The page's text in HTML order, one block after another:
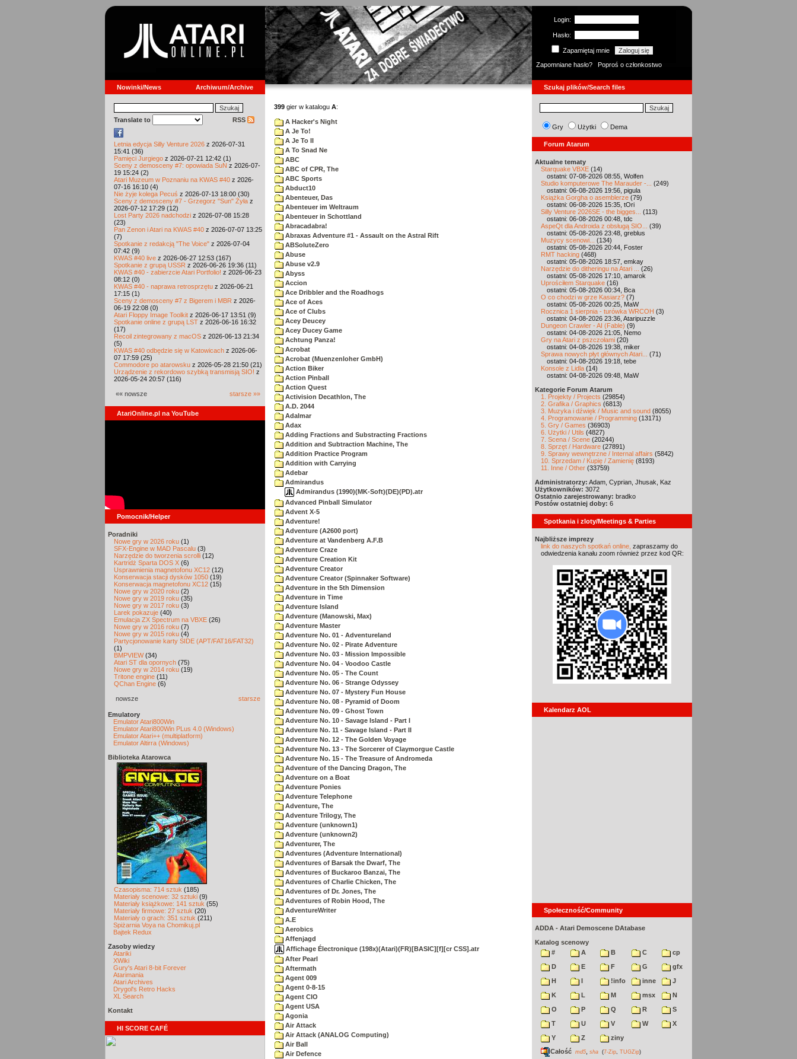
Login:
Hasło:
Zapamiętaj mnie
Zapomniane hasło?
Poproś o członkostwo
Nowinki/News Archiwum/Archive Szukaj plików/Search files
Translate to RSS
Letnia edycja Silly Venture 2026 z 2026-07-31
15:41 (36)
Pamięci Jurgiego z 2026-07-21 12:42 (1)
Sceny z demosceny #7: opowiada SuN z 2026-07-
19 15:24 (2)
Atari Muzeum w Poznaniu na KWAS #40 z 2026-
07-16 16:10 (4)
Nie żyje kolega Pecuś z 2026-07-13 18:00 (30)
Sceny z demosceny #7 - Grzegorz "Sun" Żyła z
2026-07-12 17:29 (12)
Lost Party 2026 nadchodzi z 2026-07-08 15:28
(23)
Pan Zenon i Atari na KWAS #40 z 2026-07-07 13:25
(7)
Spotkanie z redakcją "The Voice" z 2026-07-04
07:42 (9)
KWAS #40 live z 2026-06-27 12:53 (167)
Spotkanie z grupą USSR z 2026-06-26 19:36 (11)
KWAS #40 - zabierzcie Atari Portfolio! z 2026-06-23
08:12 (0)
KWAS #40 - naprawa retrosprzętu z 2026-06-21
17:15 (1)
Sceny z demosceny #7 z Bigerem i MBR z 2026-
06-19 22:08 (0)
Atari Floppy Image Toolkit z 2026-06-17 13:51 (9)
Spotkanie online z grupą LST z 2026-06-16 16:32
(17)
Recoil zintegrowany z macOS z 2026-06-13 21:34
(5)
KWAS #40 odbędzie się w Katowicach z 2026-06-
07 17:59 (25)
Commodore po atarowsku z 2026-05-28 21:50 (21)
Urządzenie z rekordowo szybką transmisją SIO! z
2026-05-24 20:57 (116)
«« nowsze starsze »»
AtariOnline.pl na YouTube
Pomocnik/Helper
Poradniki
Nowe gry w 2026 roku (1)
SFX-Engine w MAD Pascalu (3)
Narzędzie do tworzenia scrolli (12)
Kartridż Sparta DOS X (6)
Usprawnienia magnetofonu XC12 (12)
Konserwacja stacji dysków 1050 (19)
Konserwacja magnetofonu XC12 (15)
Nowe gry w 2020 roku (2)
Nowe gry w 2019 roku (35)
Nowe gry w 2017 roku (3)
Larek pokazuje (40)
Emulacja ZX Spectrum na VBXE (26)
Nowe gry w 2016 roku (7)
Nowe gry w 2015 roku (4)
Partycjonowanie karty SIDE (APT/FAT16/FAT32)
(1)
BMPVIEW(34)
Atari ST dla opornych (75)
Nowe gry w 2014 roku (19)
Tritone engine (11)
QChan Engine (6)
nowsze starsze
Emulatory
Emulator Atari800Win
Emulator Atari800Win PLus 4.0 (Windows)
Emulator Atari++ (multiplatform)
Emulator Altirra (Windows)
Biblioteka Atarowca
Czasopisma: 714 sztuk (185)
Materiały scenowe: 32 sztuki (9)
Materiały książkowe: 141 sztuk (55)
Materiały firmowe: 27 sztuk (20)
Materiały o grach: 351 sztuk (211)
Spiżarnia Voya na Chomikuj.pl
Bajtek Redux
Zasoby wiedzy
Atariki
XWiki
Gury's Atari 8-bit Forever
Atarimania
Atari Archives
Drygol's Retro Hacks
XL Search
Kontakt
HI SCORE CAFÉ
399 gier w katalogu A:
A Hacker's Night
A Je To!
A Je To II
A To Snad Ne
ABC
ABC of CPR, The
ABC Sports
Abduct10
Abenteuer, Das
Abenteuer im Weltraum
Abenteuer in Schottland
Abracadabra!
Abraxas Adventure #1 - Assault on the Astral Rift
ABSoluteZero
Abuse
Abuse v2.9
Abyss
Accion
Ace Dribbler and the Roadhogs
Ace of Aces
Ace of Clubs
Acey Deucey
Acey Ducey Game
Achtung Panza!
Acrobat
Acrobat (Muenzenloher GmbH)
Action Biker
Action Pinball
Action Quest
Activision Decathlon, The
A.D. 2044
Adalmar
Adax
Adding Fractions and Substracting Fractions
Addition and Subtraction Machine, The
Addition Practice Program
Addition with Carrying
Adebar
Admirandus
Admirandus (1990)(MK-Soft)(DE)(PD).atr
Advanced Pinball Simulator
Advent X-5
Adventure!
Adventure (A2600 port)
Adventure at Vandenberg A.F.B
Adventure Craze
Adventure Creation Kit
Adventure Creator
Adventure Creator (Spinnaker Software)
Adventure in the 5th Dimension
Adventure in Time
Adventure Island
Adventure (Manowski, Max)
Adventure Master
Adventure No. 01 - Adventureland
Adventure No. 02 - Pirate Adventure
Adventure No. 03 - Mission Impossible
Adventure No. 04 - Voodoo Castle
Adventure No. 05 - The Count
Adventure No. 06 - Strange Odyssey
Adventure No. 07 - Mystery Fun House
Adventure No. 08 - Pyramid of Doom
Adventure No. 09 - Ghost Town
Adventure No. 10 - Savage Island - Part I
Adventure No. 11 - Savage Island - Part II
Adventure No. 12 - The Golden Voyage
Adventure No. 13 - The Sorcerer of Claymorgue Castle
Adventure No. 15 - The Treasure of Andromeda
Adventure of the Dancing Dragon, The
Adventure on a Boat
Adventure Ponies
Adventure Telephone
Adventure, The
Adventure Trilogy, The
Adventure (unknown1)
Adventure (unknown2)
Adventurer, The
Adventures (Adventure International)
Adventures of Barsak the Dwarf, The
Adventures of Buckaroo Banzai, The
Adventures of Charlie Chicken, The
Adventures of Dr. Jones, The
Adventures of Robin Hood, The
AdventureWriter
A.E
Aerobics
Affenjagd
Affichage Électronique (198x)(Atari)(FR)[BASIC][f][cr CSS].atr
After Pearl
Aftermath
Agent 009
Agent 0-8-15
Agent CIO
Agent USA
Agonia
Air Attack
Air Attack (ANALOG Computing)
Air Ball
Air Defence
Gry Użytki Dema
Forum Atarum
Aktualne tematy
Starquake VBXE (14)
ostatni: 07-08-2026 08:55, Wolfen
Studio komputerowe The Marauder -...
(249)
ostatni: 06-08-2026 19:56, pigula
Książka Gorgha o asemblerze (79)
ostatni: 06-08-2026 15:35, tOri
Silly Venture 2026SE - the bigges...
(113)
ostatni: 06-08-2026 00:48, tdc
AspeQt dla Androida z obsługą SIO...
(39)
ostatni: 05-08-2026 23:48, greblus
Muzycy scenowi...
(134)
ostatni: 05-08-2026 20:44, Foster
RMT hacking (468)
ostatni: 05-08-2026 18:57, emkay
Narzędzie do ditheringu na Atari ...
(26)
ostatni: 05-08-2026 17:10, amarok
Uprościłem Starquake (16)
ostatni: 05-08-2026 00:34, Bca
O co chodzi w grze Kasiarz? (7)
ostatni: 05-08-2026 00:25, MaW
Rocznica 1 sierpnia - turówka WRCOH (3)
ostatni: 04-08-2026 23:36, Ataripuzzle
Dungeon Crawler - AI (Fable) (9)
ostatni: 04-08-2026 21:05, Nemo
Gry na Atari z pszczołami (20)
ostatni: 04-08-2026 19:38, miker
Sprawa nowych płyt głównych Atari...
(71)
ostatni: 04-08-2026 19:18, tebe
Konsole z Lidla (14)
ostatni: 04-08-2026 09:48, MaW
Kategorie Forum Atarum
1. Projekty / Projects (29854)
2. Grafika / Graphics (6813)
3. Muzyka i dźwięk / Music and sound (8055)
4. Programowanie / Programming (13171)
5. Gry / Games (36903)
6. Użytki / Utils (4827)
7. Scena / Scene (20244)
8. Sprzęt / Hardware (27891)
9. Sprawy wewnętrzne / Internal affairs (5842)
10. Sprzedam / Kupię / Zamienię (8193)
11. Inne / Other (33759)
Administratorzy: Adam, Cyprian, Jhusak, Kaz
Użytkowników: 3072
Ostatnio zarejestrowany: bradko
Postów ostatniej doby: 6
Spotkania i zloty/Meetings & Parties
Najbliższe imprezy
link do naszych spotkań online, zapraszamy do
odwiedzenia kanału zoom również przez kod QR:
Kalendarz AOL
Społeczność/Community
ADDA - Atari Demoscene DAtabase
Katalog scenowy
#
A B C
cp
D
E F G
gfx
H
I !info inne
J
K
L M msx
N
O
P Q R
S
T
U V W
X
Y
Z
ziny
Całość md5 sha (7-Zip TUGZip)